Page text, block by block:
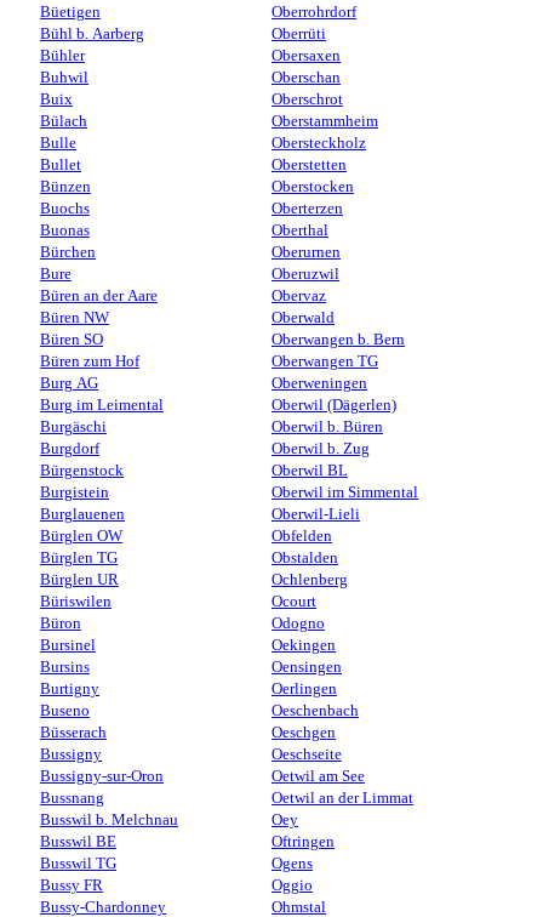
Büetigen
Bühl b. Aarberg
Bühler
Buhwil
Buix
Bülach
Bulle
Bullet
Bünzen
Buochs
Buonas
Bürchen
Bure
Büren an der Aare
Büren NW
Büren SO
Büren zum Hof
Burg AG
Burg im Leimental
Burgäschi
Burgdorf
Bürgenstock
Burgistein
Burglauenen
Bürglen OW
Bürglen TG
Bürglen UR
Büriswilen
Büron
Bursinel
Bursins
Burtigny
Buseno
Büsserach
Bussigny
Bussigny-sur-Oron
Bussnang
Busswil b. Melchnau
Busswil BE
Busswil TG
Bussy FR
Bussy-Chardonney
Oberrohrdorf
Oberrüti
Obersaxen
Oberschan
Oberschrot
Oberstammheim
Obersteckholz
Oberstetten
Oberstocken
Oberterzen
Oberthal
Oberurnen
Oberuzwil
Obervaz
Oberwald
Oberwangen b. Bern
Oberwangen TG
Oberweningen
Oberwil (Dägerlen)
Oberwil b. Büren
Oberwil b. Zug
Oberwil BL
Oberwil im Simmental
Oberwil-Lieli
Obfelden
Obstalden
Ochlenberg
Ocourt
Odogno
Oekingen
Oensingen
Oerlingen
Oeschenbach
Oeschgen
Oeschseite
Oetwil am See
Oetwil an der Limmat
Oey
Oftringen
Ogens
Oggio
Ohmstal